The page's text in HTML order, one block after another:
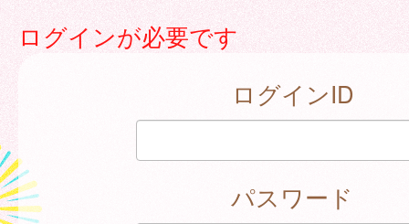
ログインが必要です
ログインID
パスワード